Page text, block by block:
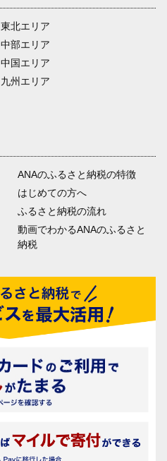
東北エリア
中部エリア
中国エリア
九州エリア
ANAのふるさと納税の特徴
はじめての方へ
ふるさと納税の流れ
動画でわかるANAのふるさと
納税